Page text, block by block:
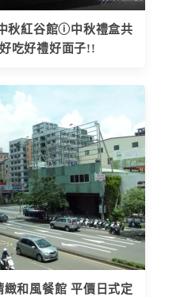
秋紅谷館ⓘ中秋禮盒共
吃好禮好面子!!
和風餐館 平價日式定